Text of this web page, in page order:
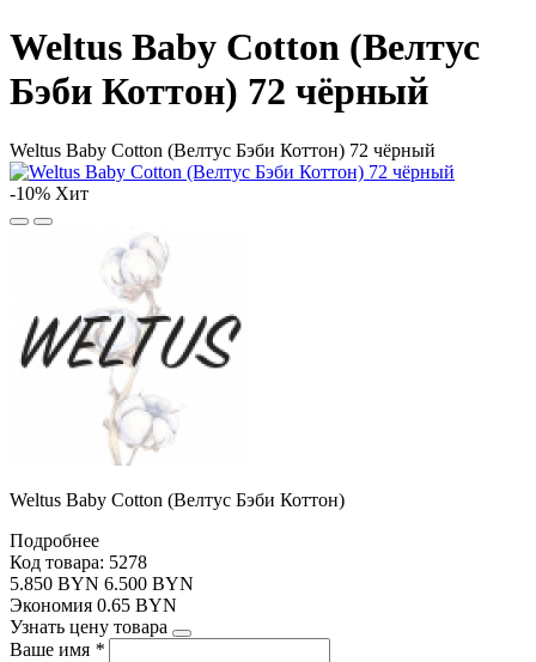
Weltus Baby Cotton (Велтус
Бэби Коттон) 72 чёрный
Weltus Baby Cotton (Велтус Бэби Коттон) 72 чёрный
-10% Хит
Weltus Baby Cotton (Велтус Бэби Коттон)
Подробнее
Код товара: 5278
5.850 BYN 6.500 BYN
Экономия 0.65 BYN
Узнать цену товара
Ваше имя *